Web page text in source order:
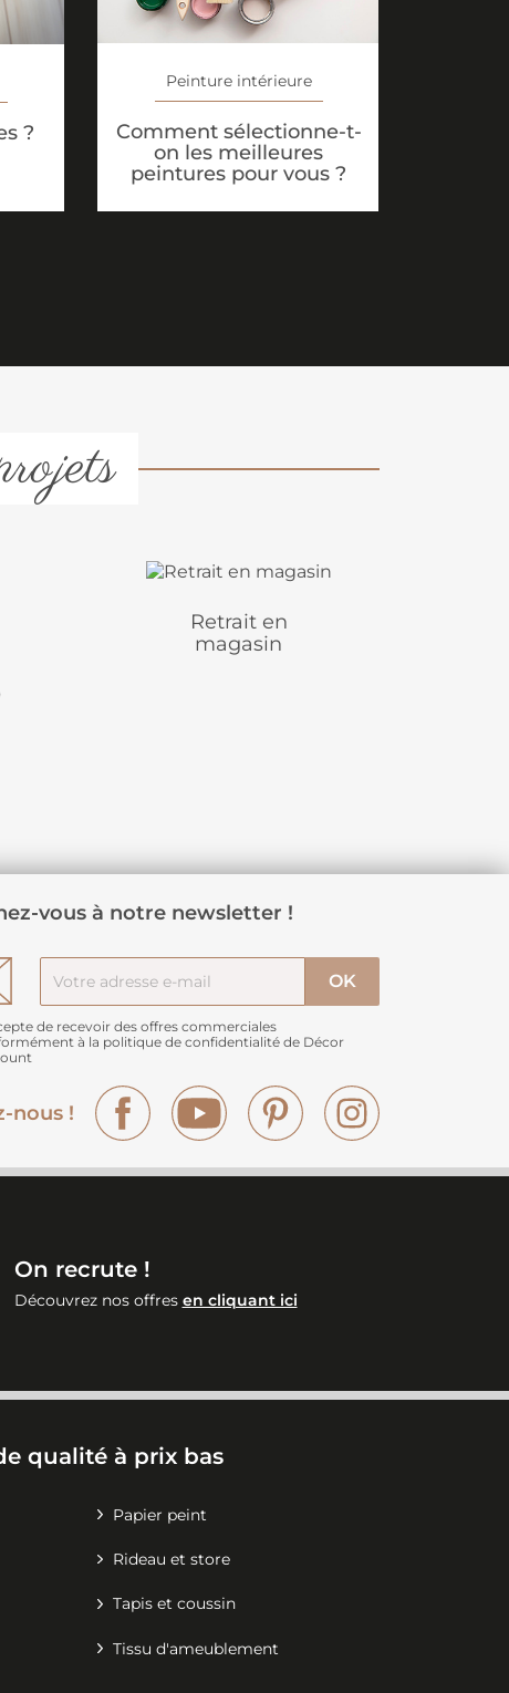
?
Peinture intérieure
Comment sélectionne-t-
on les meilleures
peintures pour vous ?
Retrait en
magasin
vous à notre newsletter !
de recevoir des offres commerciales
à la politique de confidentialité de Décor
nous !
Facebook YouTube Pinterest
On recrute !
Découvrez nos offres en cliquant ici
qualité à prix bas
Papier peint
Rideau et store
Tapis et coussin
Tissu d'ameublement